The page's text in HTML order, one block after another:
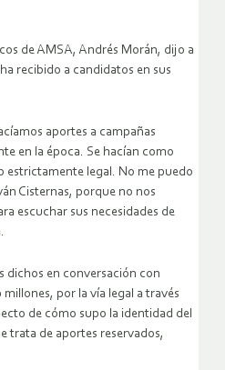
de AMSA, Andrés Morán, dijo a
recibido a candidatos en sus
aportes a campañas
en la época. Se hacían como
estrictamente legal. No me puedo
Cisternas, porque no nos
escuchar sus necesidades de
dichos en conversación con
por la vía legal a través
de cómo supo la identidad del
trata de aportes reservados,